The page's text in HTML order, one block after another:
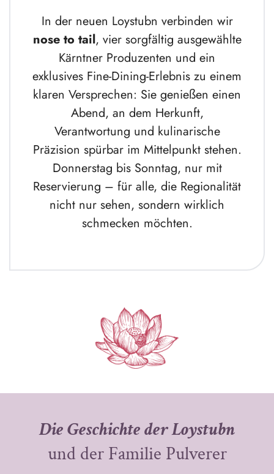
In der neuen Loystubn verbinden wir
nose to tail, vier sorgfältig ausgewählte
Kärntner Produzenten und ein
exklusives Fine-Dining-Erlebnis zu einem
klaren Versprechen: Sie genießen einen
Abend, an dem Herkunft,
Verantwortung und kulinarische
Präzision spürbar im Mittelpunkt stehen.
Donnerstag bis Sonntag, nur mit
Reservierung – für alle, die Regionalität
nicht nur sehen, sondern wirklich
schmecken möchten.
Die Geschichte der Loystubn
und der Familie Pulverer